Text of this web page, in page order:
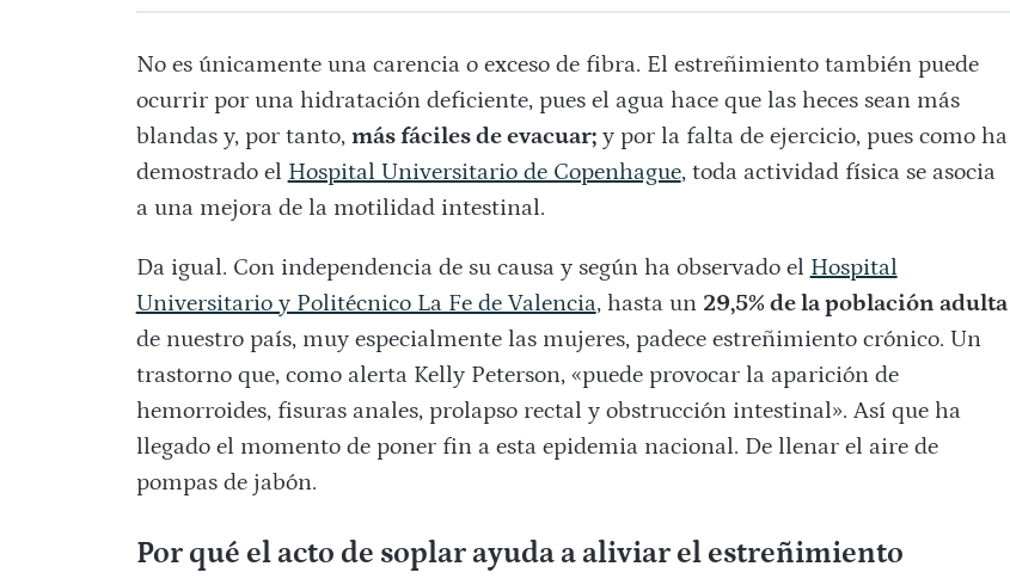
No es únicamente una carencia o exceso de fibra. El estreñimiento también puede
ocurrir por una hidratación deficiente, pues el agua hace que las heces sean más
blandas y, por tanto, más fáciles de evacuar;y por la falta de ejercicio, pues como ha
demostrado el Hospital Universitario de Copenhague, toda actividad física se asocia
a una mejora de la motilidad intestinal.
Da igual. Con independencia de su causa y según ha observado el Hospital
Universitario y Politécnico La Fe de Valencia, hasta un 29,5% de la población adulta
de nuestro país, muy especialmente las mujeres, padece estreñimiento crónico. Un
trastorno que, como alerta Kelly Peterson, «puede provocar la aparición de
hemorroides, fisuras anales, prolapso rectal y obstrucción intestinal». Así que ha
llegado el momento de poner fin a esta epidemia nacional. De llenar el aire de
pompas de jabón.
Por qué el acto de soplar ayuda a aliviar el estreñimiento